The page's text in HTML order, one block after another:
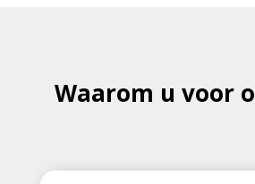
Waarom u voor